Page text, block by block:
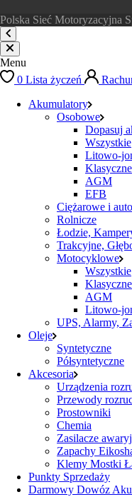
Polska Sieć Motoryzacyjna
Menu
0 Lista życzeń
Akumulatory
Osobowe
Dopasuj
Wszystkie
Litowo-
Klasyczne
AGM
EFB
Ciężarowe i
Rolnicze
Łodzie,
Trakcyjne,
Motocyklowe
Wszystkie
Klasyczne
AGM
Litowo-
UPS, Alarmy,
Oleje
Syntetyczne
Półsyntetyczne
Akcesoria
Urządzenia
Przewody
Prostowniki
Chemia
Zasilacze
Zapachy
Klemy Mostki
Punkty Sprzedaży
Darmowy Dowóz